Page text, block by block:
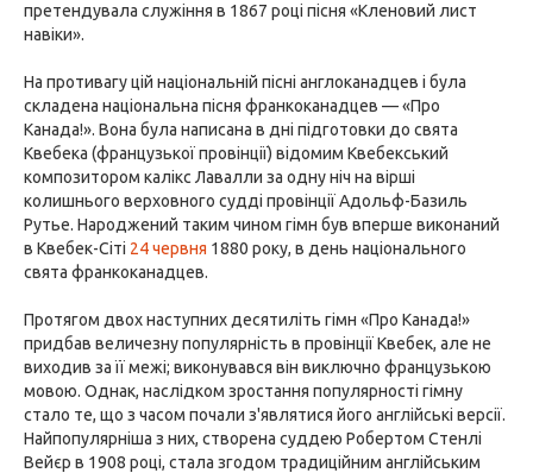
претендувала служіння в 1867 році пісня «Кленовий лист
навіки».
На противагу цій національній пісні англоканадцев і була
складена національна пісня франкоканадцев — «Про
Канада!». Вона була написана в дні підготовки до свята
Квебека (французької провінції) відомим Квебекський
композитором калікс Лавалли за одну ніч на вірші
колишнього верховного судді провінції Адольф-Базиль
Рутье. Народжений таким чином гімн був вперше виконаний
в Квебек-Сіті 24 червня 1880 року, в день національного
свята франкоканадцев.
Протягом двох наступних десятиліть гімн «Про Канада!»
придбав величезну популярність в провінції Квебек, але не
виходив за її межі; виконувався він виключно французькою
мовою. Однак, наслідком зростання популярності гімну
стало те, що з часом почали з'являтися його англійські версії.
Найпопулярніша з них, створена суддею Робертом Стенлі
Вейєр в 1908 році, стала згодом традиційним англійським